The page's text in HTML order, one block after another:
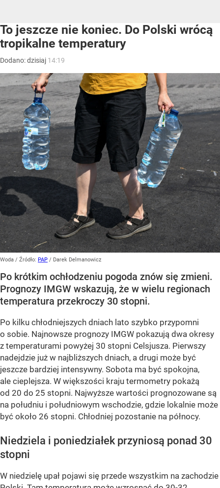
To jeszcze nie koniec. Do Polski wrócą
tropikalne temperatury
Dodano:dzisiaj 14:19
Woda / Źródło: PAP / Darek Delmanowicz
Po krótkim ochłodzeniu pogoda znów się zmieni.
Prognozy IMGW wskazują, że w wielu regionach
temperatura przekroczy 30 stopni.
Po kilku chłodniejszych dniach lato szybko przypomni
o sobie. Najnowsze prognozy IMGW pokazują dwa okresy
z temperaturami powyżej 30 stopni Celsjusza. Pierwszy
nadejdzie już w najbliższych dniach, a drugi może być
jeszcze bardziej intensywny. Sobota ma być spokojna,
ale cieplejsza. W większości kraju termometry pokażą
od 20 do 25 stopni. Najwyższe wartości prognozowane są
na południu i południowym wschodzie, gdzie lokalnie może
być około 26 stopni. Chłodniej pozostanie na północy.
Niedziela i poniedziałek przyniosą ponad 30
stopni
W niedzielę upał pojawi się przede wszystkim na zachodzie